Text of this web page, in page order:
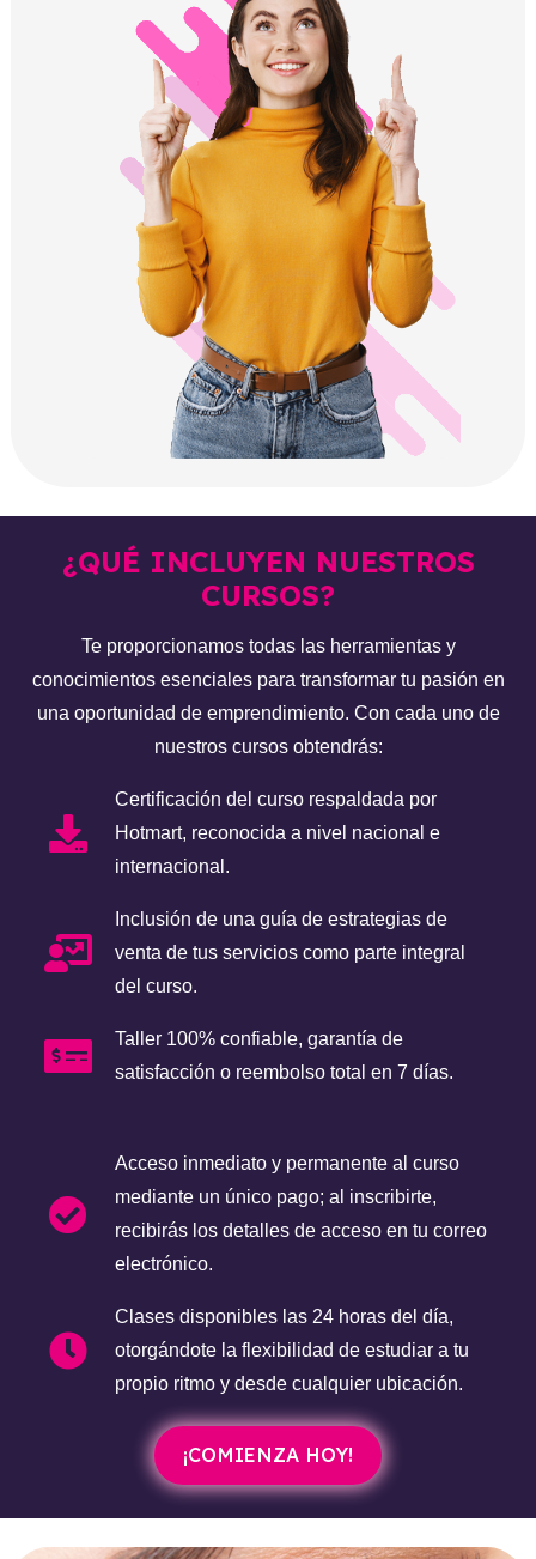
¿QUÉ INCLUYEN NUESTROS
CURSOS?
Te proporcionamos todas las herramientas y
conocimientos esenciales para transformar tu pasión en
una oportunidad de emprendimiento. Con cada uno de
nuestros cursos obtendrás:
Certificación del curso respaldada por
Hotmart, reconocida a nivel nacional e
internacional.
Inclusión de una guía de estrategias de
venta de tus servicios como parte integral
del curso.
Taller 100% confiable, garantía de
satisfacción o reembolso total en 7 días.
Acceso inmediato y permanente al curso
mediante un único pago; al inscribirte,
recibirás los detalles de acceso en tu correo
electrónico.
Clases disponibles las 24 horas del día,
otorgándote la flexibilidad de estudiar a tu
propio ritmo y desde cualquier ubicación.
¡COMIENZA HOY!